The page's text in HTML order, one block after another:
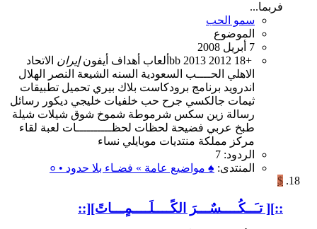
فربما...
سمو الحب
الموضوع
7 أبريل 2008
18+
2012
2013
bb ألعاب أهداف أيفونإيران الاتحاد
الاهلي الحــــب السعودية السنه الشيعة النصر
الهلال
اندرويد برنامج برودكاست بلاك بيري تحميل تطبيقات
ثيمات جالكسي جرح حب خلفيات خليجي ديكور رسائل
رسالة زين سكس شرموطة شموخ شوق شيلات شيلة
طبخ عربي فضيحة لحظات لحظــــــــــات لعبة لقاء
مركز مملكة منتديات موبايلي نساء
الردود: 7
المنتدى: ♠ مواضيع عامة » فضـاء بلا حدود • ०
$
::][ تـَــكُــــسٌـــرَ الكًــــلَــــمٍـــاتً][::